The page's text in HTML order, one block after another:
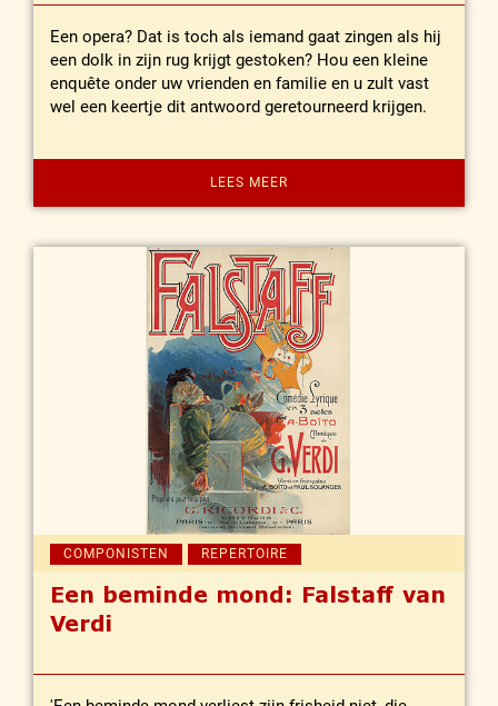
Een opera? Dat is toch als iemand gaat zingen als hij
een dolk in zijn rug krijgt gestoken? Hou een kleine
enquête onder uw vrienden en familie en u zult vast
wel een keertje dit antwoord geretourneerd krijgen.
LEES MEER
COMPONISTEN REPERTOIRE
Een beminde mond: Falstaff van
Verdi